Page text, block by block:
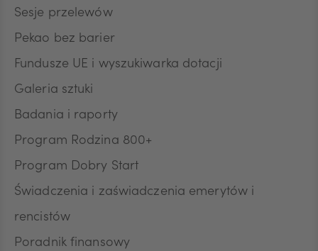
JPY
DKK
Sesje przelewów
Pekao bez barier
Fundusze UE i wyszukiwarka dotacji
Galeria sztuki
Badania i raporty
Program Rodzina 800+
Program Dobry Start
Świadczenia i zaświadczenia emerytów i
rencistów
Poradnik finansowy